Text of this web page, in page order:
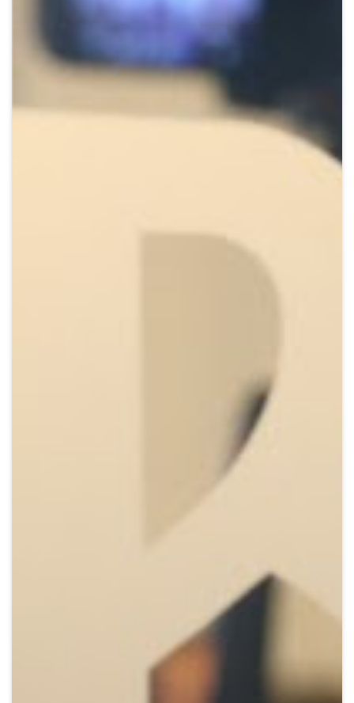
Artificial Intelligence
Crypto
ESG Investments
Sustainability